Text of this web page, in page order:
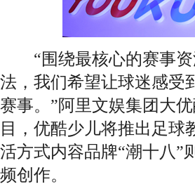
“围绕最核心的赛事资
法，我们希望让球迷感受
赛事。”阿里文娱集团大
目，优酷少儿将推出足
活方式内容品牌“潮十八”
频创作。